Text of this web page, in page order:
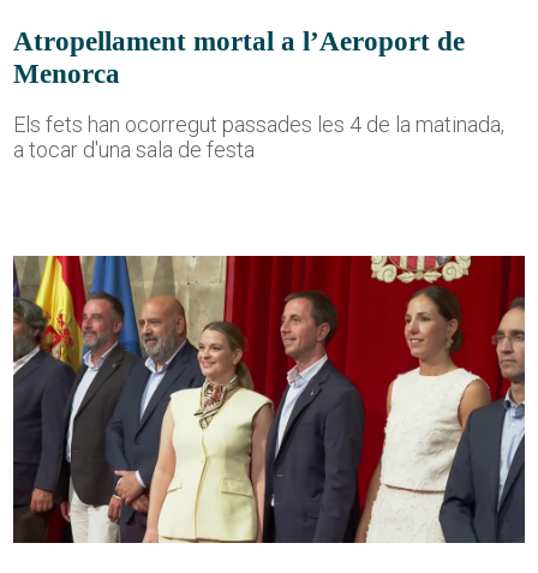
Atropellament mortal a l’Aeroport de
Menorca
Els fets han ocorregut passades les 4 de la matinada,
a tocar d'una sala de festa